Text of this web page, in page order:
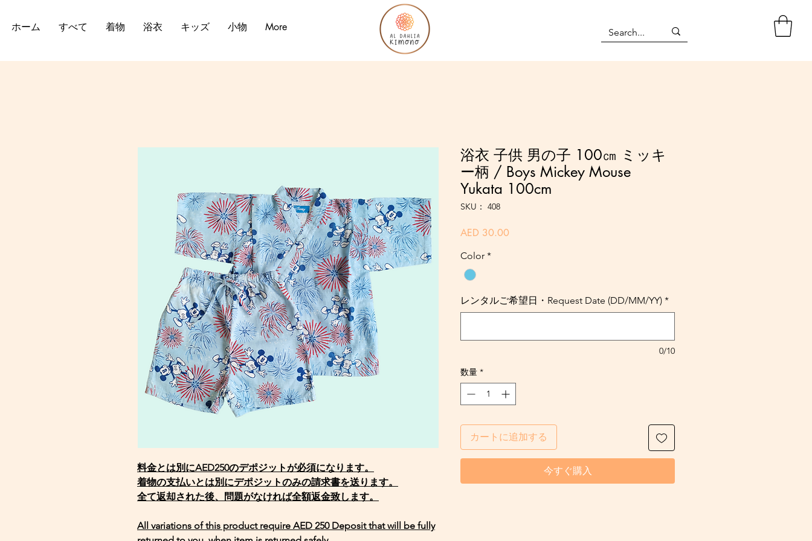
ホーム すべて 着物 浴衣 キッズ 小物 More
料金とは別にAED250のデポジットが必須になります。
着物の支払いとは別にデポジットのみの請求書を送ります。
全て返却された後、問題がなければ全額返金致します。
All variations of this product require AED 250 Deposit that will be fully
浴衣 子供 男の子 100㎝ ミッキ
ー柄 / Boys Mickey Mouse
Yukata 100cm
SKU： 408
AED 30.00価
Color *
レンタルご希望日・Request Date (DD/MM/YY) *
0/10
数量 *
カートに追加する
今すぐ購入